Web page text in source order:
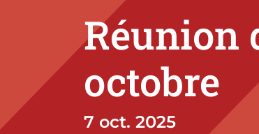
Réunion
octobre
7 oct. 2025